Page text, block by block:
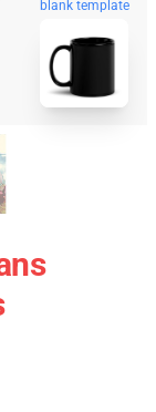
blank template